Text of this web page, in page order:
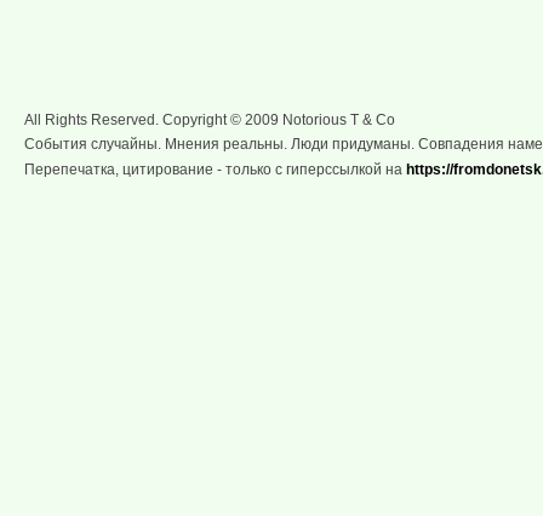
All Rights Reserved. Copyright © 2009 Notorious T & Co
События случайны. Мнения реальны. Люди придуманы. Совпадения
Перепечатка, цитирование - только с гиперссылкой на https://